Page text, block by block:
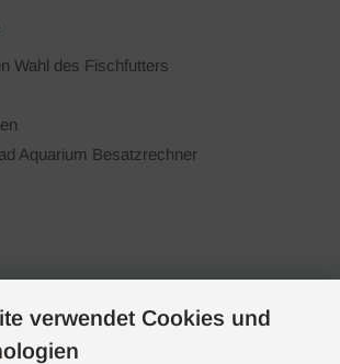
Wahl des Fischfutters
Aquarium Besatzrechner
verwendet Cookies und